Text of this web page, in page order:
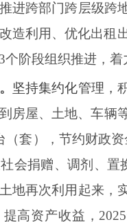
进跨部门跨层级
造利用、优化出租
阶段组织推进，
坚持集约化管理，
房屋、土地、车辆
套），节约财政
会捐赠、调剂、置
地再次利用起来，
高资产收益，